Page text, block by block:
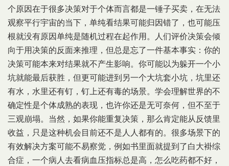
个原因在于很多决策对于个体而言都是一锤子买卖，在无法
观察平行宇宙的当下，单纯看结果可能归因错了，也可能压
根就没有原因单纯是随机过程在起作用。人们评价决策会倾
向于用决策的反面来推理，但总是忘了一件基本事实：你的
决策可能本来对结果就不产生影响。你可能以为躲开一个小
坑就能最后获胜，但更可能进到另一个大坑套小坑，坑里还
有水，水里还有钉，钉上还有毒的场景。学会理解世界的不
确定性是个体成熟的表现，也许你还是无可奈何，但不至于
三观崩塌。当然，如果你能重复决策，那么肯定能从反馈里
收益，只是这种机会目前还不是人人都有的。很多场景下的
有效解决方案可能不易察觉，例如书里面就提到了白大褂综
合症，一个病人去看病血压指标总是高，怎么吃药都不好，